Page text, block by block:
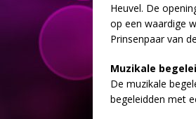
Heuvel. De
op een waardige
Prinsenpaar van
Muzikale
De muzikale
begeleidden met